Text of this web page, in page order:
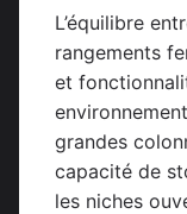
L’équilibre
rangements
et
grandes
capacité de
les niches